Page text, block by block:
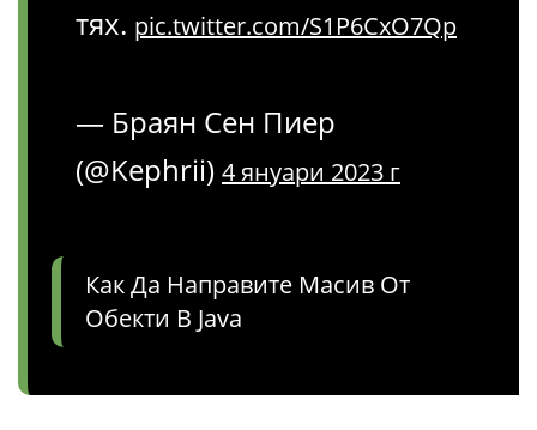
тях. pic.twitter.com/S1P6CxO7Qp
— Браян Сен Пиер
(@Kephrii) 4 януари 2023 г
Как Да Направите Масив От
Обекти В Java